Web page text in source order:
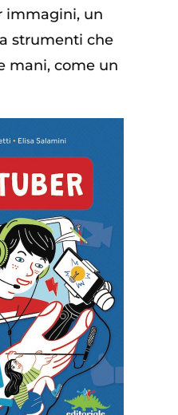
immagini, un
strumenti che
mani, come un